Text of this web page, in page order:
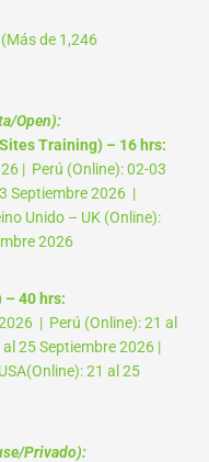
de 1,246
Open):
Training) – 16 hrs:
| Perú (Online): 02-03
Septiembre 2026 |
Unido – UK (Online):
2026
– 40 hrs:
| Perú (Online): 21 al
25 Septiembre 2026 |
21 al 25
Privado):